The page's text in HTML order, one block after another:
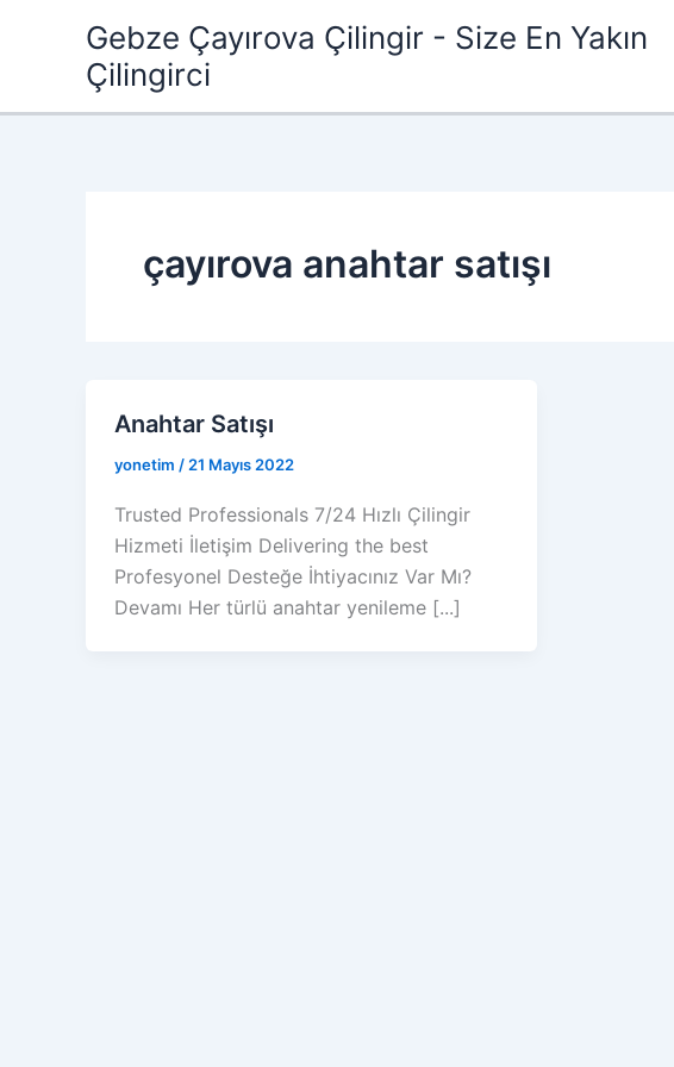
Gebze Çayırova Çilingir - Size En Yakın
Çilingirci
çayırova anahtar satışı
Anahtar Satışı
yonetim / 21 Mayıs 2022
Trusted Professionals 7/24 Hızlı Çilingir
Hizmeti İletişim Delivering the best
Profesyonel Desteğe İhtiyacınız Var Mı?
Devamı Her türlü anahtar yenileme [...]